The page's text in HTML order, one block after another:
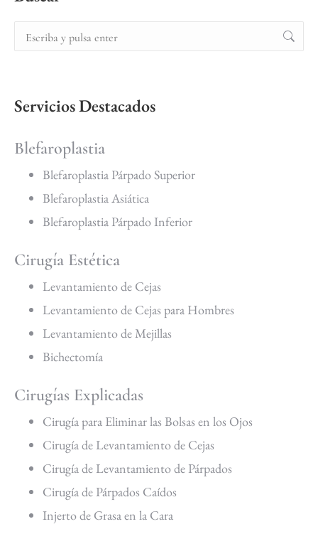
Servicios Destacados
Blefaroplastia
Blefaroplastia Párpado Superior
Blefaroplastia Asiática
Blefaroplastia Párpado Inferior
Cirugía Estética
Levantamiento de Cejas
Levantamiento de Cejas para Hombres
Levantamiento de Mejillas
Bichectomía
Cirugías Explicadas
Cirugía para Eliminar las Bolsas en los Ojos
Cirugía de Levantamiento de Cejas
Cirugía de Levantamiento de Párpados
Cirugía de Párpados Caídos
Injerto de Grasa en la Cara